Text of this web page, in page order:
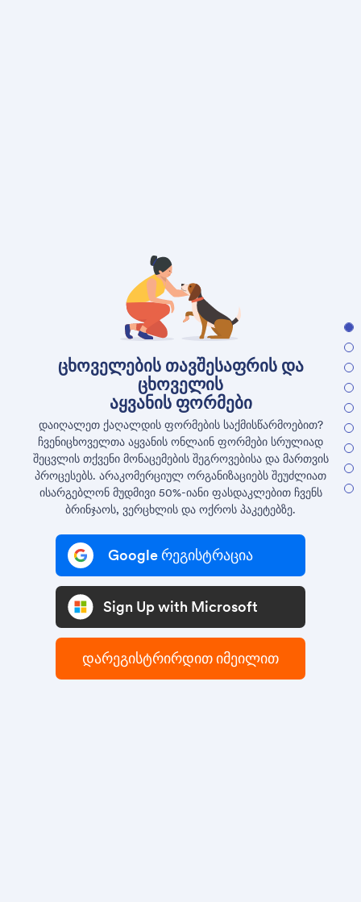
ცხოველების თავშესაფრის და
ცხოველის
აყვანის ფორმები
დაიღალეთ ქაღალდის ფორმების საქმისწარმოებით?
ჩვენიცხოველთა აყვანის ონლაინ ფორმები სრულიად
შეცვლის თქვენი მონაცემების შეგროვებისა და მართვის
პროცესებს. არაკომერციულ ორგანიზაციებს შეუძლიათ
ისარგებლონ მუდმივი 50%-იანი ფასდაკლებით ჩვენს
ბრინჯაოს, ვერცხლის და ოქროს პაკეტებზე.
Google რეგისტრაცია
Sign Up with Microsoft
დარეგისტრირდით იმეილით